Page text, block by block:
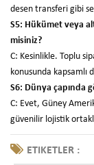
desen transferi gibi
S5: Hükümet veya
misiniz?
C: Kesinlikle. Toplu
konusunda kapsamlı
S6: Dünya çapında
C: Evet, Güney
güvenilir lojistik
ETIKETLER :